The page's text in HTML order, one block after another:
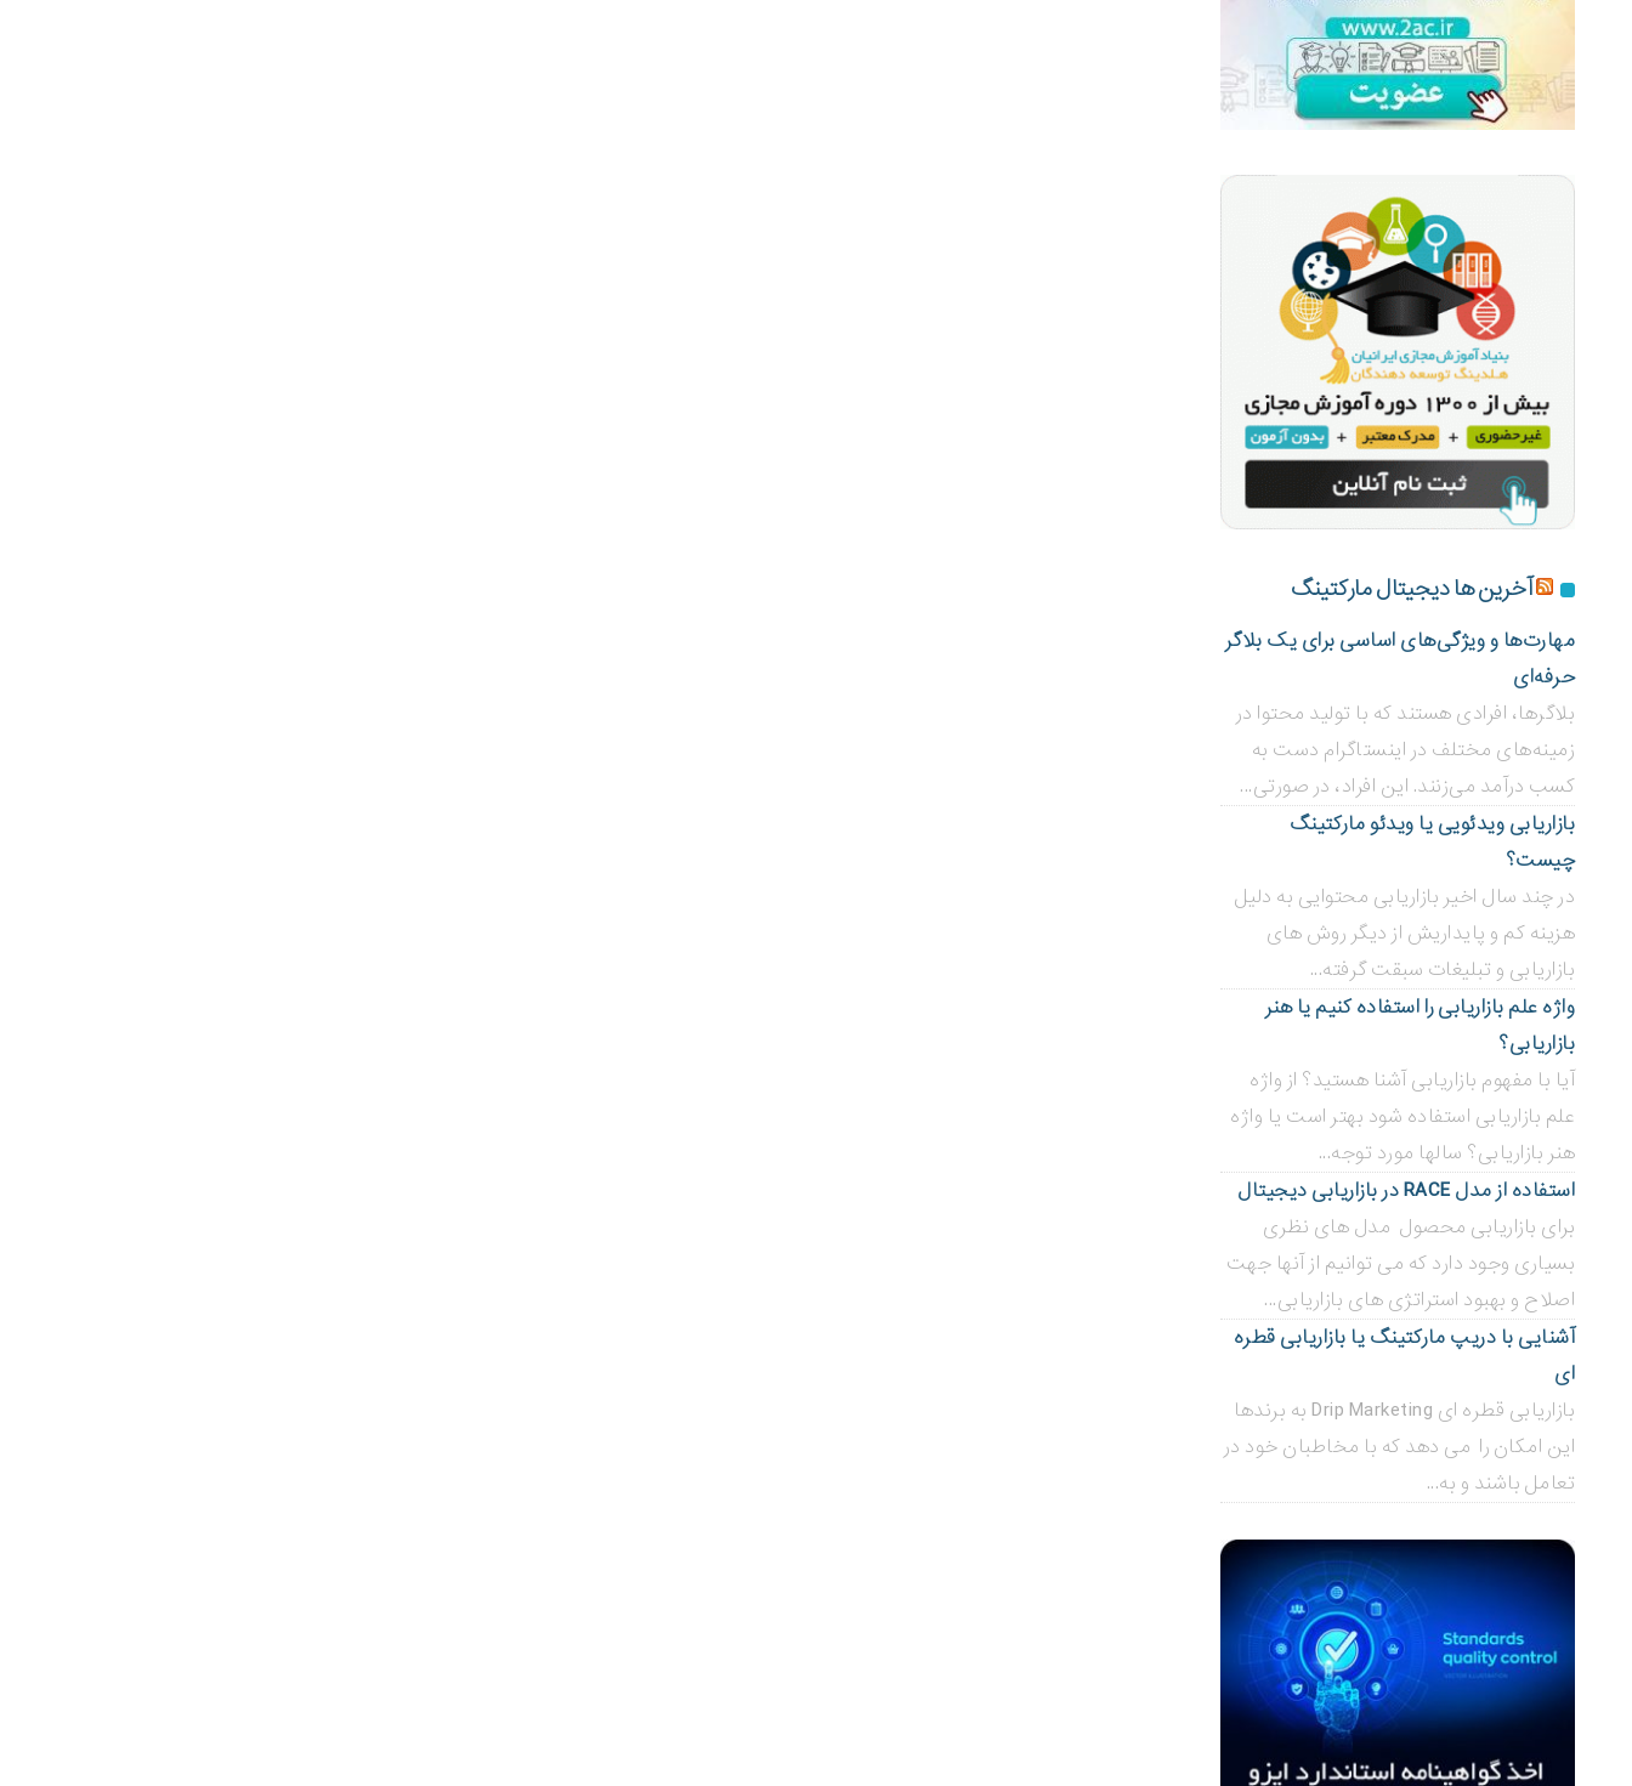
آخرین ها دیجیتال مارکتینگ
مهارت‌ها و ویژگی‌های اساسی برای یک بلاگر
حرفه‌ای
بلاگر‌ها، افرادی هستند که با تولید محتوا در
زمینه‌های مختلف در اینستاگرام دست به
کسب درآمد می‌زنند. این افراد، در صورتی...
بازاریابی ویدئویی ‌یا ویدئو مارکتینگ
چیست؟
در چند سال اخیر بازاریابی محتوایی به دلیل
هزینه کم و پایداریش از دیگر روش های
بازاریابی و تبلیغات سبقت گرفته...
واژه علم بازاریابی را استفاده کنیم یا هنر
بازاریابی؟
آیا با مفهوم بازاریابی آشنا هستید؟ از واژه
علم بازاریابی استفاده شود بهتر است یا واژه
هنر بازاریابی؟ سالها مورد توجه...
استفاده از مدل RACE در بازاریابی دیجیتال
برای بازاریابی محصول مدل های نظری
بسیاری وجود دارد که می توانیم از آنها جهت
اصلاح و بهبود استراتژی های بازاریابی...
آشنایی با دریپ مارکتینگ یا بازاریابی قطره
ای
بازاریابی قطره ای Drip Marketing به برندها
این امکان را می دهد که با مخاطبان خود در
تعامل باشند و به...